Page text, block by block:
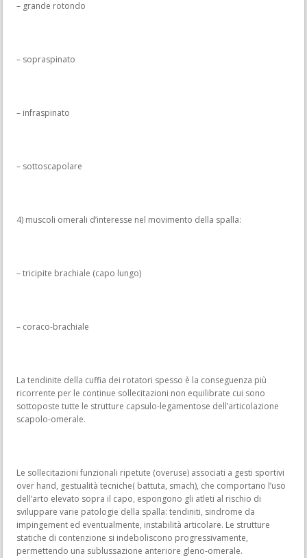
– grande rotondo
– sopraspinato
– infraspinato
– sottoscapolare
4) muscoli omerali d’interesse nel movimento della spalla:
– tricipite brachiale (capo lungo)
– coraco-brachiale
La tendinite della cuffia dei rotatori spesso è la conseguenza più
ricorrente per le continue sollecitazioni non equilibrate cui sono
sottoposte tutte le strutture capsulo-legamentose dell’articolazione
scapolo-omerale.
Le sollecitazioni funzionali ripetute (overuse) associati a gesti sportivi
over hand, gestualità tecniche( battuta, smach), che comportano l’uso
dell’arto elevato sopra il capo, espongono gli atleti al rischio di
sviluppare varie patologie della spalla: tendiniti, sindrome da
impingement ed eventualmente, instabilità articolare. Le strutture
statiche di contenzione si indeboliscono progressivamente,
permettendo una sublussazione anteriore gleno-omerale.